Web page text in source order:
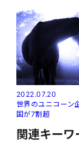
2022.07.20
世界のユニコーン
国が7割超
関連キーワ